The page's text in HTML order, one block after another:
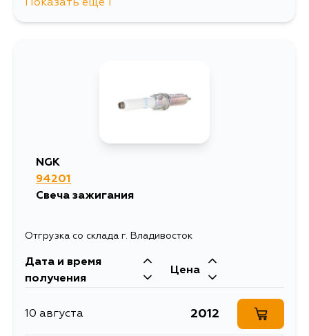
Показать еще 1
NGK
94201
Свеча зажигания
Отгрузка со склада г. Владивосток
Дата и время
получения
Цена
10 августа 2012